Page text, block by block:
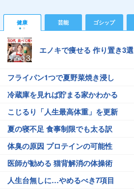
健康 芸能 ゴシップ
エノキで痩せる 作り置き3選
フライパン1つで夏野菜焼き浸し
冷蔵庫を見れば貯まる家かわかる
こじるり「人生最高体重」を更新
夏の寝不足 食事制限でも太る訳
体臭の原因 プロテインの可能性
医師が勧める 猫背解消の体操術
人生台無しに…やめるべき7項目